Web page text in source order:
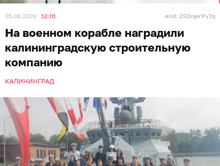
05.08.2026 12:01 erid: 2SDnjerPy7q
На военном корабле наградили
калининградскую строительную
компанию
КАЛИНИНГРАД